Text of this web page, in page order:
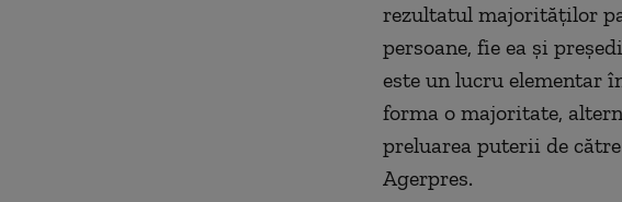
rezultatul majorităţilor
persoane, fie ea şi
este un lucru elementar
forma o majoritate,
preluarea puterii de
Agerpres.